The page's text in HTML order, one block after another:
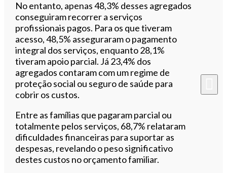
No entanto, apenas 48,3% desses agregados
conseguiram recorrer a serviços
profissionais pagos. Para os que tiveram
acesso, 48,5% asseguraram o pagamento
integral dos serviços, enquanto 28,1%
tiveram apoio parcial. Já 23,4% dos
agregados contaram com um regime de
proteção social ou seguro de saúde para
cobrir os custos.
Entre as famílias que pagaram parcial ou
totalmente pelos serviços, 68,7% relataram
dificuldades financeiras para suportar as
despesas, revelando o peso significativo
destes custos no orçamento familiar.